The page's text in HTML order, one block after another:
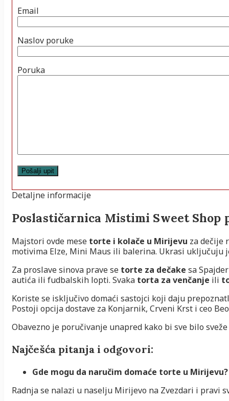
Email
Naslov poruke
Poruka
Detaljne informacije
Poslastičarnica Mistimi Sweet Shop
Majstori ovde mese torte i kolače u Mirijevu za dečije
motivima Elze, Mini Maus ili balerina. Ukrasi uključuju
Za proslave sinova prave se torte za dečake sa
autića ili fudbalskih lopti. Svaka torta za venčanje ili
Koriste se isključivo domaći sastojci koji daju
Postoji opcija dostave za Konjarnik, Crveni Krst i ceo
Obavezno je poručivanje unapred kako bi sve bilo
Najčešća pitanja i odgovori:
Gde mogu da naručim domaće torte u Mirijevu?
Radnja se nalazi u naselju Mirijevo na Zvezdari i pravi